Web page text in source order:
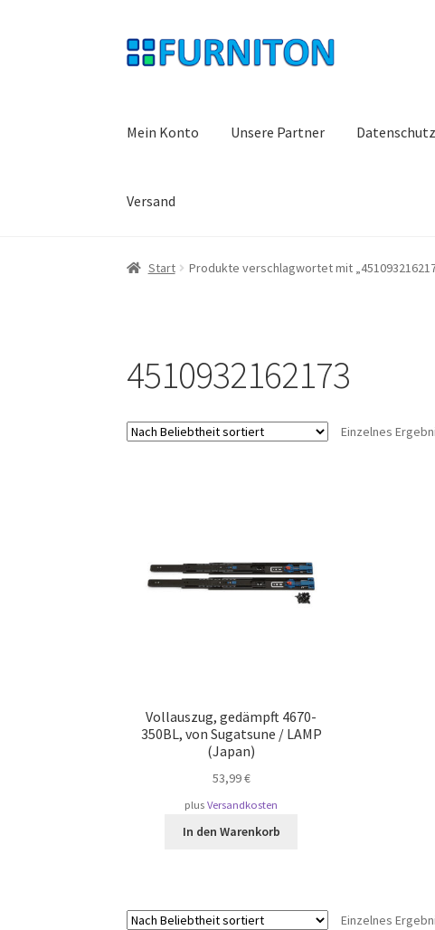
Zur
Navigation
Zum
Inhalt
Mein Konto Unsere Partner Datenschutz
Versand
Start Produkte verschlagwortet mit
4510932162173
Einzelnes
Vollauszug, gedämpft 4670-
350BL, von Sugatsune / LAMP
(Japan)
53,99€
plusVersandkosten
In den Warenkorb
Einzelnes